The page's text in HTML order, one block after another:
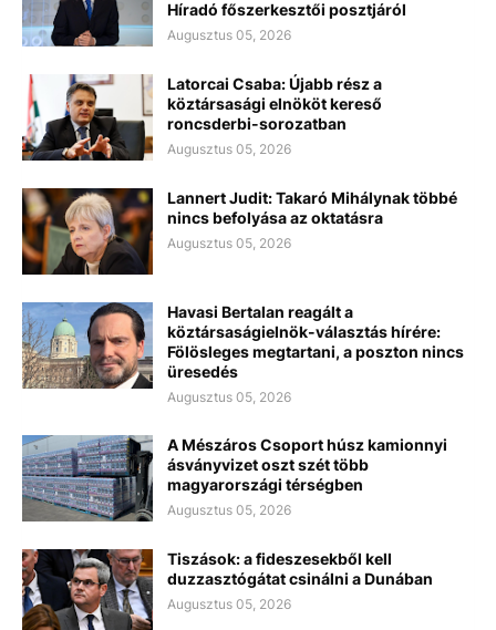
Híradó főszerkesztői posztjáról
Augusztus 05, 2026
Latorcai Csaba: Újabb rész a
köztársasági elnököt kereső
roncsderbi-sorozatban
Augusztus 05, 2026
Lannert Judit: Takaró Mihálynak többé
nincs befolyása az oktatásra
Augusztus 05, 2026
Havasi Bertalan reagált a
köztársaságielnök-választás hírére:
Fölösleges megtartani, a poszton nincs
üresedés
Augusztus 05, 2026
A Mészáros Csoport húsz kamionnyi
ásványvizet oszt szét több
magyarországi térségben
Augusztus 05, 2026
Tiszások: a fideszesekből kell
duzzasztógátat csinálni a Dunában
Augusztus 05, 2026